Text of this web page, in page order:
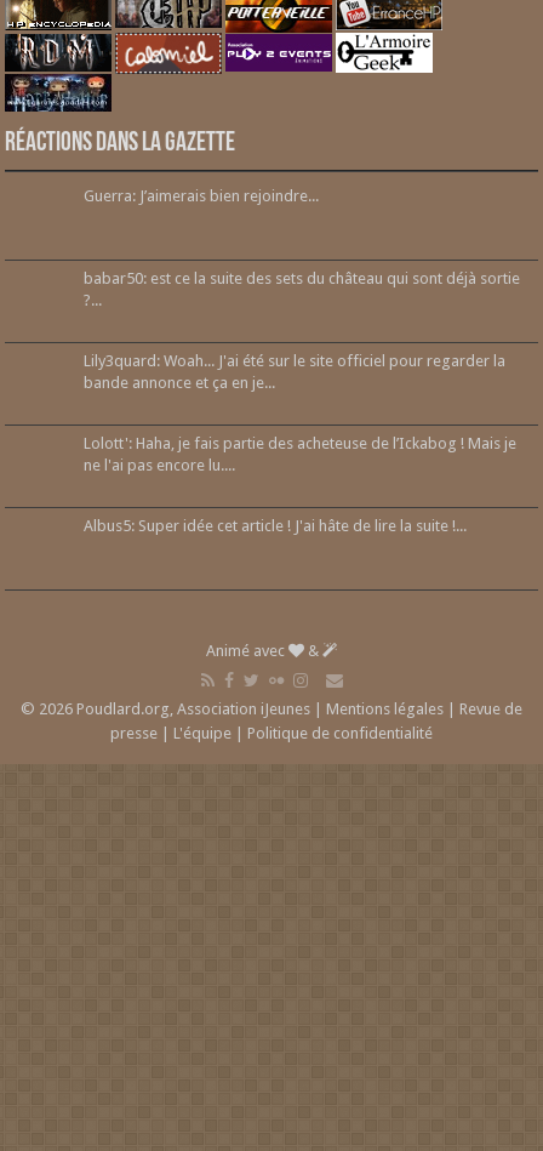
Réactions dans la gazette
Guerra: J’aimerais bien rejoindre...
babar50: est ce la suite des sets du château qui sont déjà sortie
?...
Lily3quard: Woah... J'ai été sur le site officiel pour regarder la
bande annonce et ça en je...
Lolott': Haha, je fais partie des acheteuse de l’Ickabog ! Mais je
ne l'ai pas encore lu....
Albus5: Super idée cet article ! J'ai hâte de lire la suite !...
Animé avec &
© 2026 Poudlard.org, Association iJeunes | Mentions légales | Revue de
presse | L'équipe | Politique de confidentialité